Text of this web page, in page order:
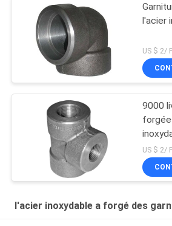
l'acier
US $ 2/
9000
US $ 2/
l'acier inoxydable a forgé des